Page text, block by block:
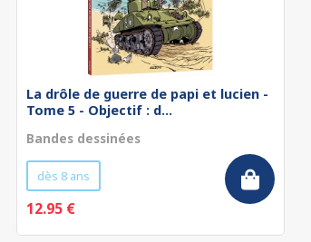
La drôle de guerre de papi et lucien -
Tome 5 - Objectif : d...
Bandes dessinées
dès 8 ans
12.95 €